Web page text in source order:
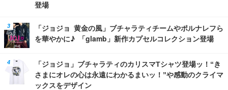
登場
「ジョジョ 黄金の風」ブチャラティチームやポルナレフら
を華やかに♪ 「glamb」新作カプセルコレクション登場
「ジョジョ」ブチャラティのカリスマTシャツ登場ッ！“き
さまにオレの心は永遠にわかるまいッ！”や感動のクライマ
ックスをデザイン